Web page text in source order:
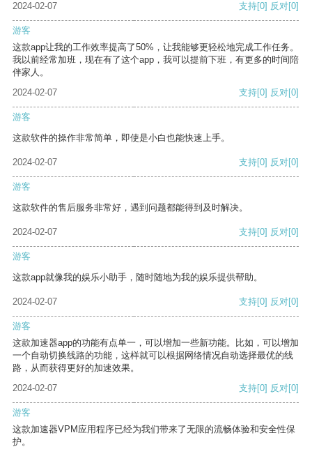
2024-02-07
支持[0] 反对[0]
游客
这款app让我的工作效率提高了50%，让我能够更轻松地完成工作任务。
我以前经常加班，现在有了这个app，我可以提前下班，有更多的时间陪
伴家人。
2024-02-07
支持[0] 反对[0]
游客
这款软件的操作非常简单，即使是小白也能快速上手。
2024-02-07 支持[0] 反对[0]
游客
这款软件的售后服务非常好，遇到问题都能得到及时解决。
2024-02-07 支持[0] 反对[0]
游客
这款app就像我的娱乐小助手，随时随地为我的娱乐提供帮助。
2024-02-07 支持[0] 反对[0]
游客
这款加速器app的功能有点单一，可以增加一些新功能。比如，可以增加
一个自动切换线路的功能，这样就可以根据网络情况自动选择最优的线
路，从而获得更好的加速效果。
2024-02-07
支持[0] 反对[0]
游客
这款加速器VPM应用程序已经为我们带来了无限的流畅体验和安全性保
护。